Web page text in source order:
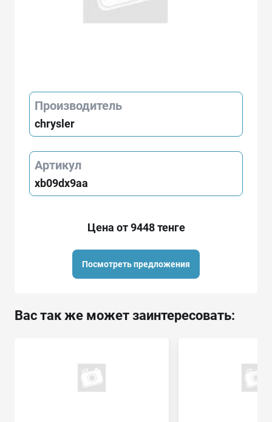
Производитель
chrysler
Артикул
xb09dx9aa
Цена от 9448 тенге
Посмотреть предложения
Вас так же может заинтересовать: